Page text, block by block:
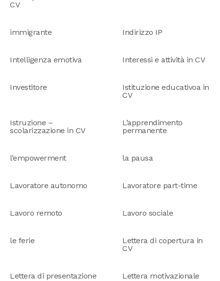
CV
immigrante Indirizzo IP
Intelligenza emotiva Interessi e attività in CV
Investitore
Istituzione educativoa in
CV
Istruzione –
scolarizzazione in CV
L’apprendimento
permanente
l’empowerment la pausa
Lavoratore autonomo Lavoratore part-time
Lavoro remoto Lavoro sociale
le ferie
Lettera di copertura in
CV
Lettera di presentazione Lettera motivazionale